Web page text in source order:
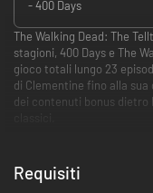
- 400 Days
The Walking Dead: The
stagioni, 400 Days e The
gioco totali lungo 23
di Clementine fino alla
dei contenuti bonus dietro
Miglioramenti grafici:
grafico dell’ultima
Requisiti